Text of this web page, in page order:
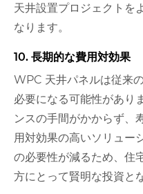
天井設置プロジェクトを
なります。
10. 長期的な費用対効果
WPC 天井パネルは従来
必要になる可能性があり
ンスの手間がかからず、
用対効果の高いソリュー
の必要性が減るため、住
方にとって賢明な投資と